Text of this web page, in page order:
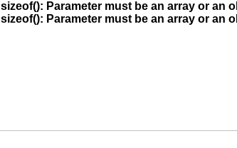
sizeof(): Parameter must be an array or an
sizeof(): Parameter must be an array or an